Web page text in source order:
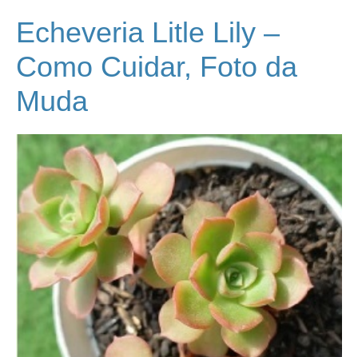
Echeveria Litle Lily –
Como Cuidar, Foto da
Muda